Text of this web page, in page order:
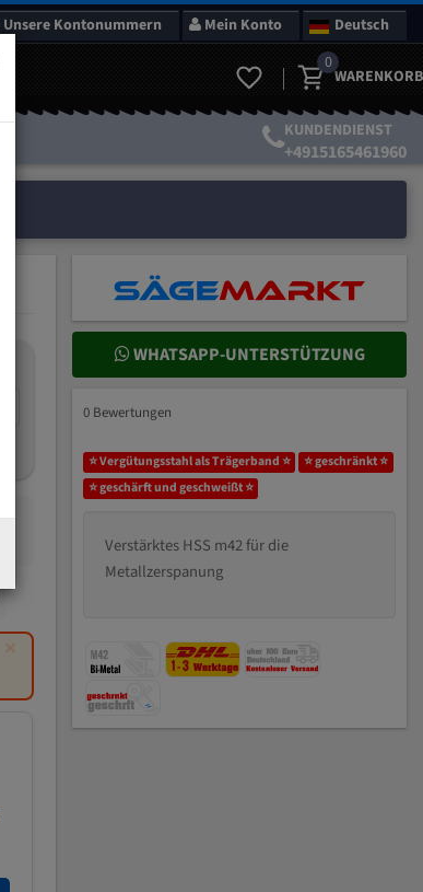
Unsere Kontonummern Mein Konto Deutsch
0
WARENKORB
KUNDENDIENST
+4915165461960
×
WHATSAPP-UNTERSTÜTZUNG
0 Bewertungen
⭐ Vergütungsstahl als Trägerband ⭐
⭐ geschränkt ⭐
⭐ geschärft und geschweißt ⭐
Verstärktes HSS m42 für die
Metallzerspanung